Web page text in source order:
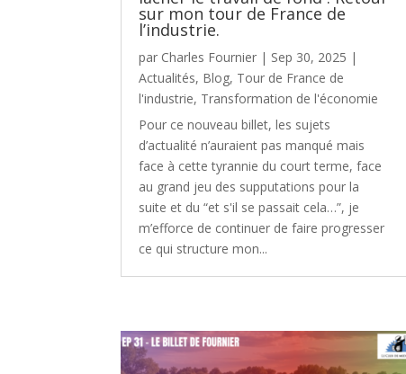
sur mon tour de France de
l’industrie.
par Charles Fournier | Sep 30, 2025 |
Actualités, Blog, Tour de France de
l'industrie, Transformation de l'économie
Pour ce nouveau billet, les sujets
d’actualité n’auraient pas manqué mais
face à cette tyrannie du court terme, face
au grand jeu des supputations pour la
suite et du “et s'il se passait cela…”, je
m’efforce de continuer de faire progresser
ce qui structure mon...